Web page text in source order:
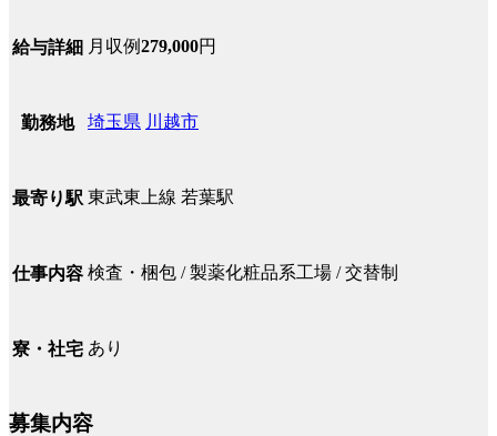
給与詳細 月収例279,000円
勤務地 埼玉県 川越市
最寄り駅 東武東上線 若葉駅
仕事内容 検査・梱包 / 製薬化粧品系工場 / 交替制
寮・社宅 あり
募集内容